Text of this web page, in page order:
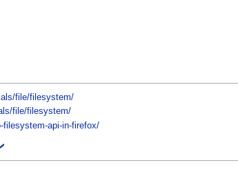
file/filesystem/
file/filesystem/
filesystem-api-in-firefox/